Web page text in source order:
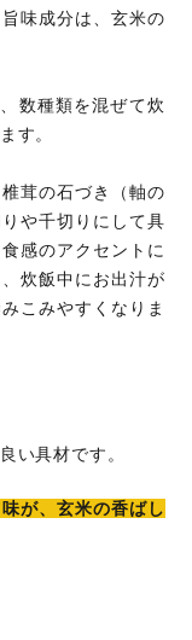
味成分は、玄米の
数種類を混ぜて炊
す。
茸の石づき（軸の
や千切りにして具
感のアクセントに
炊飯中にお出汁が
こみやすくなりま
い具材です。
が、玄米の香ばし